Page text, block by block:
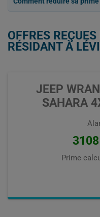
OFFRES
RÉSIDANT À
JEEP
SAHARA
Prime